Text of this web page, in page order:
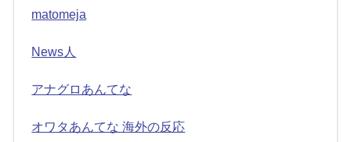
matomeja
News人
アナグロあんてな
オワタあんてな 海外の反応